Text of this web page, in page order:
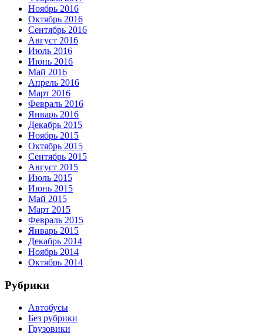
Ноябрь 2016
Октябрь 2016
Сентябрь 2016
Август 2016
Июль 2016
Июнь 2016
Май 2016
Апрель 2016
Март 2016
Февраль 2016
Январь 2016
Декабрь 2015
Ноябрь 2015
Октябрь 2015
Сентябрь 2015
Август 2015
Июль 2015
Июнь 2015
Май 2015
Март 2015
Февраль 2015
Январь 2015
Декабрь 2014
Ноябрь 2014
Октябрь 2014
Рубрики
Автобусы
Без рубрики
Грузовики